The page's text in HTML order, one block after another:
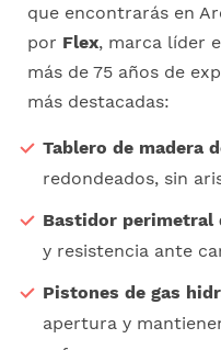
que encontrarás en
por Flex, marca líder
más de 75 años de
más destacadas:
Tablero de madera
redondeados, sin
Bastidor perimetral
y resistencia ante
Pistones de gas
apertura y